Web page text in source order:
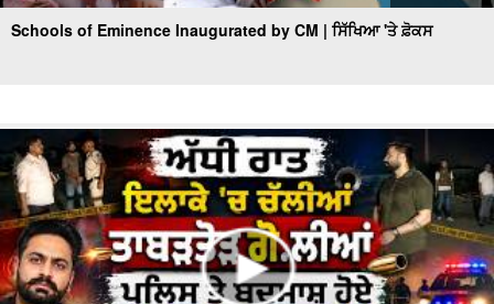
Schools of Eminence Inaugurated by CM | ਸਿੱਖਿਆ 'ਤੇ ਫ਼ੋਕਸ